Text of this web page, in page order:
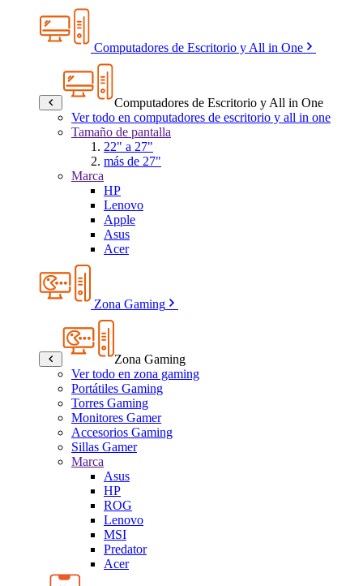
Computadores de Escritorio y All in One
Computadores de Escritorio y All in One
Ver todo en computadores de escritorio y all in one
Tamaño de pantalla
22" a 27"
más de 27"
Marca
HP
Lenovo
Apple
Asus
Acer
Zona Gaming
Zona Gaming
Ver todo en zona gaming
Portátiles Gaming
Torres Gaming
Monitores Gamer
Accesorios Gaming
Sillas Gamer
Marca
Asus
HP
ROG
Lenovo
MSI
Predator
Acer